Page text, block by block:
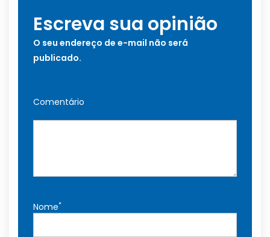
Escreva sua opinião
O seu endereço de e-mail não será
publicado.
Comentário
Nome*